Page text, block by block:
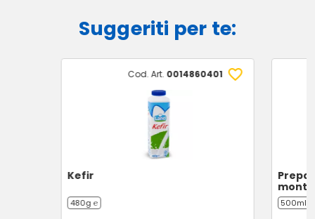
Suggeriti per te:
Cod. Art. 0014860401
Kefir
480g ℮ 500ml ℮